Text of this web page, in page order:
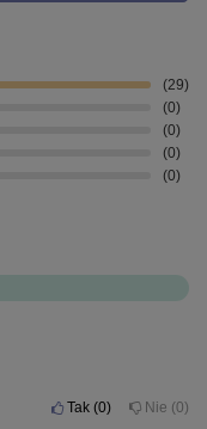
29
0
0
0
0
Tak 0 Nie 0